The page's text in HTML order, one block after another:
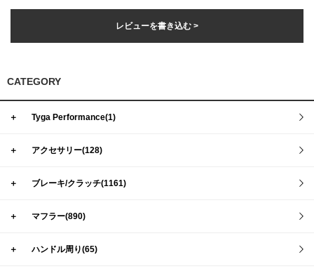
レビューを書き込む >
CATEGORY
＋ Tyga Performance(1)
＋ アクセサリー(128)
＋ ブレーキ/クラッチ(1161)
＋ マフラー(890)
＋ ハンドル周り(65)